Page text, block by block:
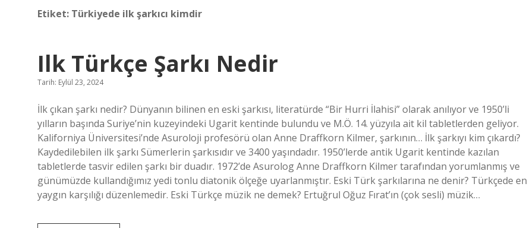
Etiket: Türkiyede ilk şarkıcı kimdir
Ilk Türkçe Şarkı Nedir
Tarih: Eylül 23, 2024
İlk çıkan şarkı nedir? Dünyanın bilinen en eski şarkısı, literatürde “Bir Hurri İlahisi” olarak anılıyor ve 1950’li
yılların başında Suriye’nin kuzeyindeki Ugarit kentinde bulundu ve M.Ö. 14. yüzyıla ait kil tabletlerden geliyor.
Kaliforniya Üniversitesi’nde Asuroloji profesörü olan Anne Draffkorn Kilmer, şarkının… İlk şarkıyı kim çıkardı?
Kaydedilebilen ilk şarkı Sümerlerin şarkısıdır ve 3400 yaşındadır. 1950’lerde antik Ugarit kentinde kazılan
tabletlerde tasvir edilen şarkı bir duadır. 1972’de Asurolog Anne Draffkorn Kilmer tarafından yorumlanmış ve
günümüzde kullandığımız yedi tonlu diatonik ölçeğe uyarlanmıştır. Eski Türk şarkılarına ne denir? Türkçede en
yaygın karşılığı düzenlemedir. Eski Türkçe müzik ne demek? Ertuğrul Oğuz Fırat’ın (çok sesli) müzik…